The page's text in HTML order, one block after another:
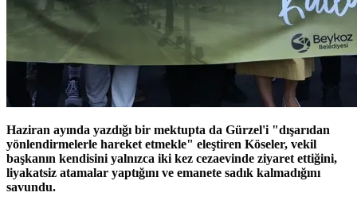
Haziran ayında yazdığı bir mektupta da Gürzel'i "dışarıdan
yönlendirmelerle hareket etmekle" eleştiren Köseler, vekil
başkanın kendisini yalnızca iki kez cezaevinde ziyaret ettiğini,
liyakatsiz atamalar yaptığını ve emanete sadık kalmadığını
savundu.